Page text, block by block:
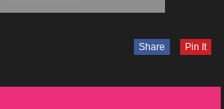
Share Pin It